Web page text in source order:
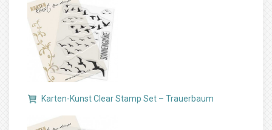
Karten-Kunst Clear Stamp Set – Trauerbaum